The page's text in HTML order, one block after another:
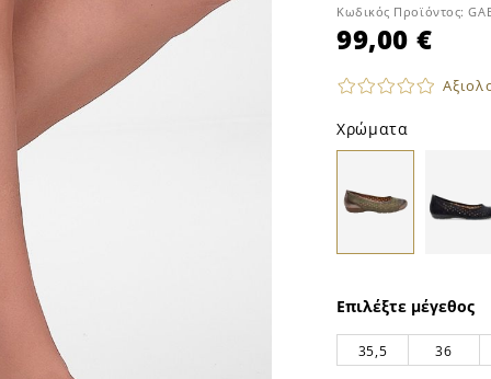
Κωδικός Προϊόντος:
99,00 €
Χρώματα
Επιλέξτε μέγεθος
35,5 36